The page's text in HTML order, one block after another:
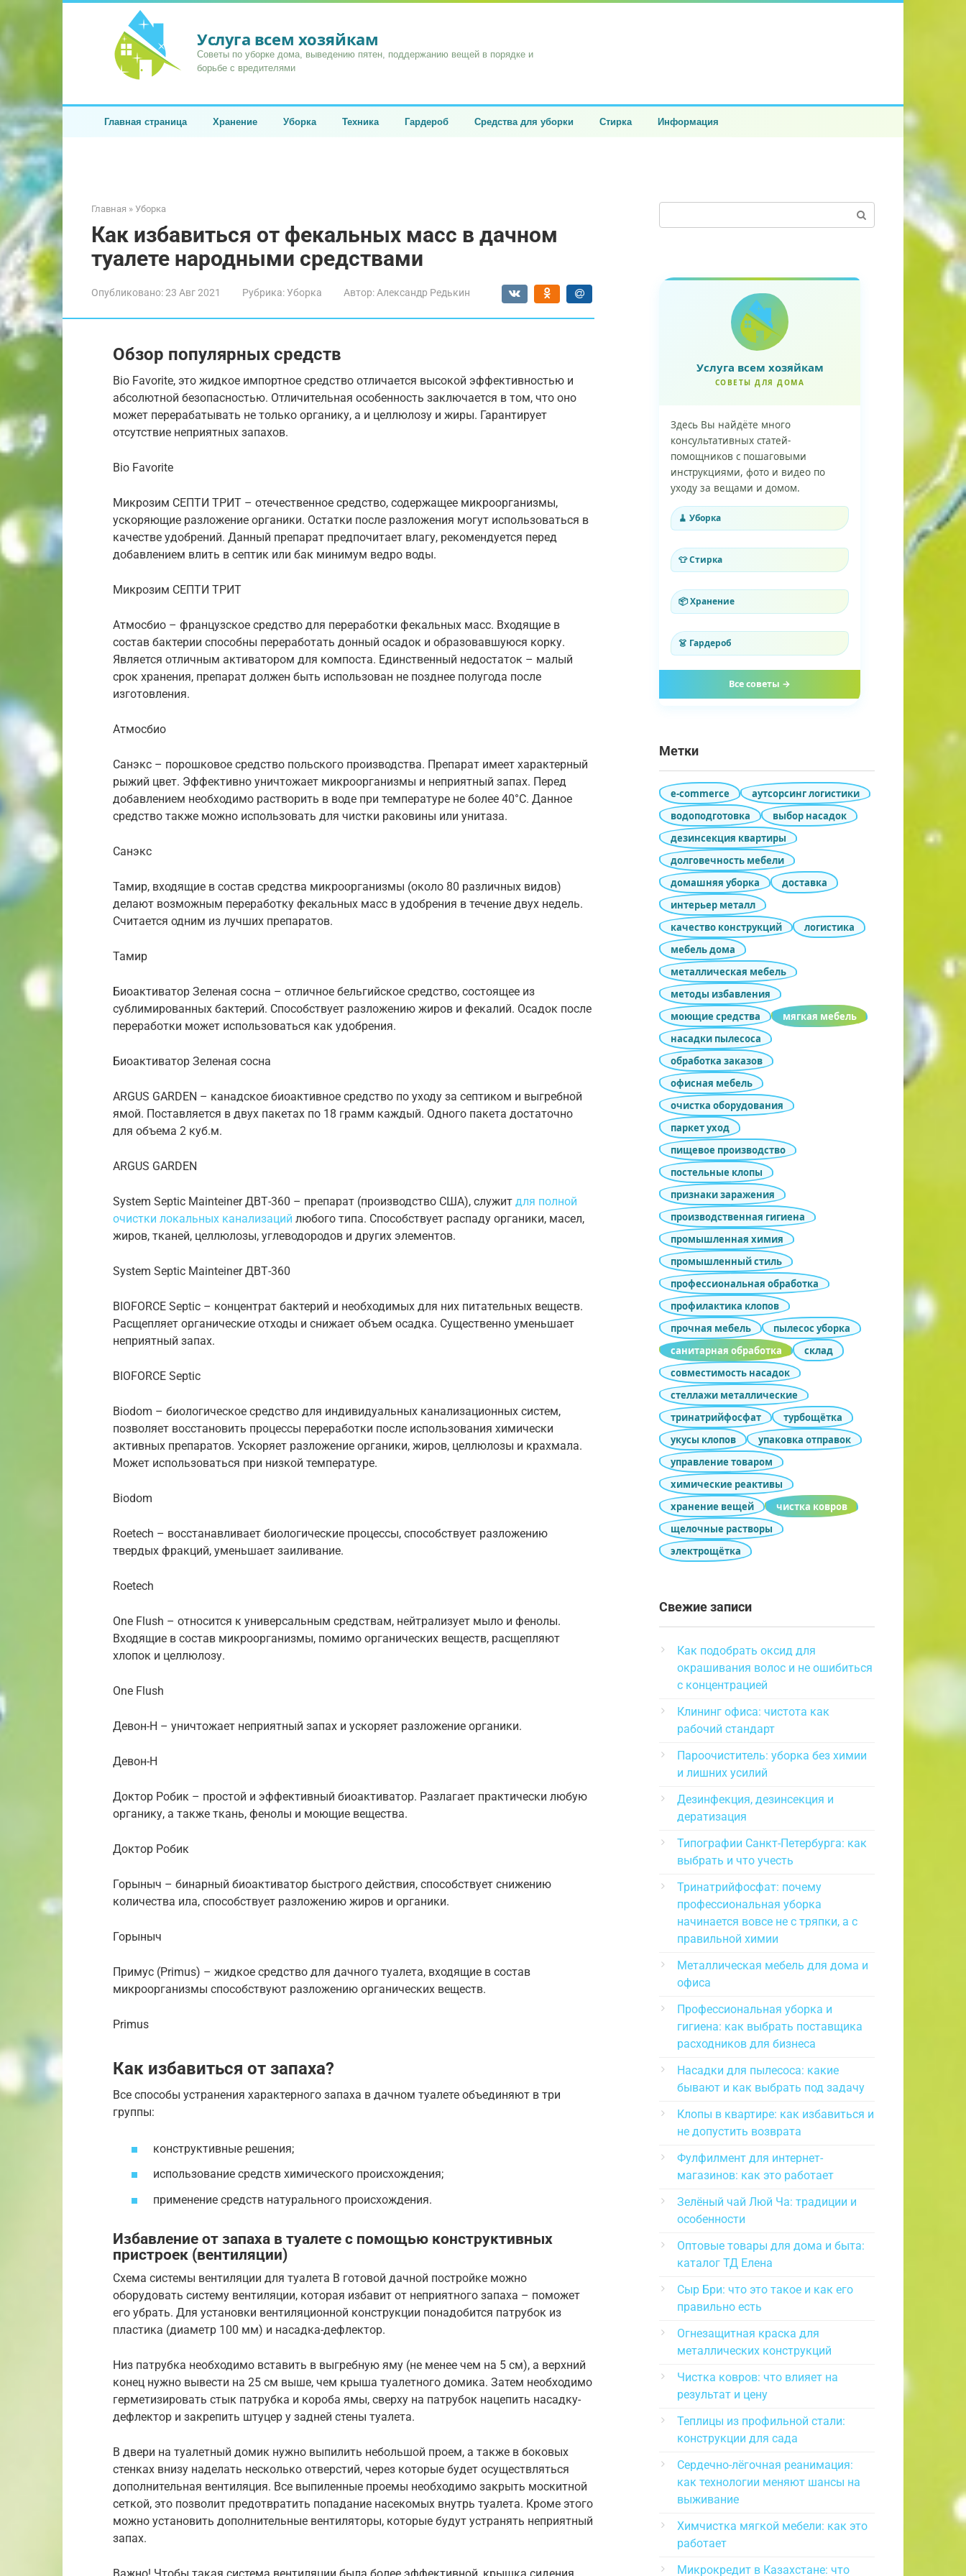
Услуга всем хозяйкам
Советы по уборке дома, выведению пятен, поддержанию вещей в порядке и
борьбе с вредителями
Главная страница Хранение Уборка Техника Гардероб Средства для уборки Стирка Информация
Главная » Уборка
Как избавиться от фекальных масс в дачном
туалете народными средствами
Опубликовано:23 Авг 2021 Рубрика:Уборка Автор: Александр Редькин
Обзор популярных средств
Bio Favorite, это жидкое импортное средство отличается высокой эффективностью и
абсолютной безопасностью. Отличительная особенность заключается в том, что оно
может перерабатывать не только органику, а и целлюлозу и жиры. Гарантирует
отсутствие неприятных запахов.
Bio Favorite
Микрозим CЕПТИ ТРИТ – отечественное средство, содержащее микроорганизмы,
ускоряющие разложение органики. Остатки после разложения могут использоваться в
качестве удобрений. Данный препарат предпочитает влагу, рекомендуется перед
добавлением влить в септик или бак минимум ведро воды.
Микрозим CЕПТИ ТРИТ
Атмосбио – французское средство для переработки фекальных масс. Входящие в
состав бактерии способны переработать донный осадок и образовавшуюся корку.
Является отличным активатором для компоста. Единственный недостаток – малый
срок хранения, препарат должен быть использован не позднее полугода после
изготовления.
Атмосбио
Санэкс – порошковое средство польского производства. Препарат имеет характерный
рыжий цвет. Эффективно уничтожает микроорганизмы и неприятный запах. Перед
добавлением необходимо растворить в воде при температуре не более 40°С. Данное
средство также можно использовать для чистки раковины или унитаза.
Санэкс
Тамир, входящие в состав средства микроорганизмы (около 80 различных видов)
делают возможным переработку фекальных масс в удобрения в течение двух недель.
Считается одним из лучших препаратов.
Тамир
Биоактиватор Зеленая сосна – отличное бельгийское средство, состоящее из
сублимированных бактерий. Способствует разложению жиров и фекалий. Осадок после
переработки может использоваться как удобрения.
Биоактиватор Зеленая сосна
ARGUS GARDEN – канадское биоактивное средство по уходу за септиком и выгребной
ямой. Поставляется в двух пакетах по 18 грамм каждый. Одного пакета достаточно
для объема 2 куб.м.
ARGUS GARDEN
System Septic Mainteiner ДВТ-360 – препарат (производство США), служит для полной
очистки локальных канализаций любого типа. Способствует распаду органики, масел,
жиров, тканей, целлюлозы, углеводородов и других элементов.
System Septic Mainteiner ДВТ-360
BIOFORCE Septic – концентрат бактерий и необходимых для них питательных веществ.
Расщепляет органические отходы и снижает объем осадка. Существенно уменьшает
неприятный запах.
BIOFORCE Septic
Biodom – биологическое средство для индивидуальных канализационных систем,
позволяет восстановить процессы переработки после использования химически
активных препаратов. Ускоряет разложение органики, жиров, целлюлозы и крахмала.
Может использоваться при низкой температуре.
Biodom
Roetech – восстанавливает биологические процессы, способствует разложению
твердых фракций, уменьшает заиливание.
Roetech
One Flush – относится к универсальным средствам, нейтрализует мыло и фенолы.
Входящие в состав микроорганизмы, помимо органических веществ, расщепляют
хлопок и целлюлозу.
One Flush
Девон-Н – уничтожает неприятный запах и ускоряет разложение органики.
Девон-Н
Доктор Робик – простой и эффективный биоактиватор. Разлагает практически любую
органику, а также ткань, фенолы и моющие вещества.
Доктор Робик
Горыныч – бинарный биоактиватор быстрого действия, способствует снижению
количества ила, способствует разложению жиров и органики.
Горыныч
Примус (Primus) – жидкое средство для дачного туалета, входящие в состав
микроорганизмы способствуют разложению органических веществ.
Primus
Как избавиться от запаха?
Все способы устранения характерного запаха в дачном туалете объединяют в три
группы:
конструктивные решения;
использование средств химического происхождения;
применение средств натурального происхождения.
Избавление от запаха в туалете с помощью конструктивных
пристроек (вентиляции)
Схема системы вентиляции для туалета В готовой дачной постройке можно
оборудовать систему вентиляции, которая избавит от неприятного запаха – поможет
его убрать. Для установки вентиляционной конструкции понадобится патрубок из
пластика (диаметр 100 мм) и насадка-дефлектор.
Низ патрубка необходимо вставить в выгребную яму (не менее чем на 5 см), а верхний
конец нужно вывести на 25 см выше, чем крыша туалетного домика. Затем необходимо
герметизировать стык патрубка и короба ямы, сверху на патрубок нацепить насадку-
дефлектор и закрепить штуцер у задней стены туалета.
В двери на туалетный домик нужно выпилить небольшой проем, а также в боковых
стенках внизу наделать несколько отверстий, через которые будет осуществляться
дополнительная вентиляция. Все выпиленные проемы необходимо закрыть москитной
сеткой, это позволит предотвратить попадание насекомых внутрь туалета. Кроме этого
можно установить дополнительные вентиляторы, которые будут устранять неприятный
запах.
Услуга всем хозяйкам
СОВЕТЫ ДЛЯ ДОМА
Здесь Вы найдёте много
консультативных статей-
помощников с пошаговыми
инструкциями, фото и видео по
уходу за вещами и домом.
🧹 Уборка
👕 Стирка
📦 Хранение
👗 Гардероб
Все советы →
Метки
e-commerce
аутсорсинг логистики
водоподготовка
выбор насадок
дезинсекция квартиры
долговечность мебели
домашняя уборка
доставка
интерьер металл
качество конструкций
логистика
мебель дома
металлическая мебель
методы избавления
моющие средства
мягкая мебель
насадки пылесоса
обработка заказов
офисная мебель
очистка оборудования
паркет уход
пищевое производство
постельные клопы
признаки заражения
производственная гигиена
промышленная химия
промышленный стиль
профессиональная обработка
профилактика клопов
прочная мебель
пылесос уборка
санитарная обработка
склад
совместимость насадок
стеллажи металлические
тринатрийфосфат
турбощётка
укусы клопов
упаковка отправок
управление товаром
химические реактивы
хранение вещей
чистка ковров
щелочные растворы
электрощётка
Свежие записи
Как подобрать оксид для
окрашивания волос и не ошибиться
с концентрацией
Клининг офиса: чистота как
рабочий стандарт
Пароочиститель: уборка без химии
и лишних усилий
Дезинфекция, дезинсекция и
дератизация
Типографии Санкт-Петербурга: как
выбрать и что учесть
Тринатрийфосфат: почему
профессиональная уборка
начинается вовсе не с тряпки, а с
правильной химии
Металлическая мебель для дома и
офиса
Профессиональная уборка и
гигиена: как выбрать поставщика
расходников для бизнеса
Насадки для пылесоса: какие
бывают и как выбрать под задачу
Клопы в квартире: как избавиться и
не допустить возврата
Фулфилмент для интернет-
магазинов: как это работает
Зелёный чай Люй Ча: традиции и
особенности
Оптовые товары для дома и быта:
каталог ТД Елена
Сыр Бри: что это такое и как его
правильно есть
Огнезащитная краска для
металлических конструкций
Чистка ковров: что влияет на
результат и цену
Теплицы из профильной стали:
конструкции для сада
Сердечно-лёгочная реанимация:
как технологии меняют шансы на
выживание
Химчистка мягкой мебели: как это
работает
Микрокредит в Казахстане: что